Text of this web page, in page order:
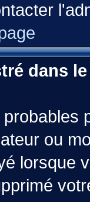
dans
ou
lorsque